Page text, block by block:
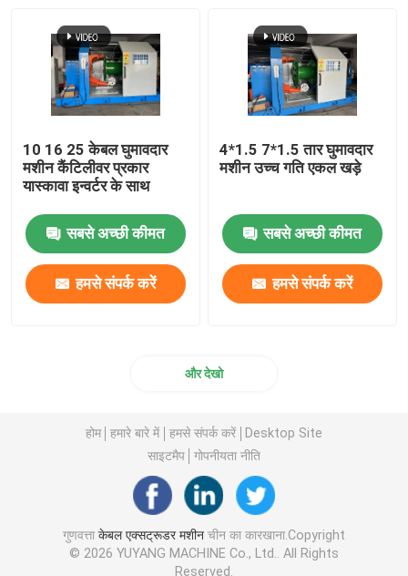
10 16 25 केबल घुमावदार
मशीन कैंटिलीवर प्रकार
यास्कावा इन्वर्टर के साथ
सबसे अच्छी कीमत
हमसे संपर्क करें
4*1.5 7*1.5 तार घुमावदार
मशीन उच्च गति एकल खड़े
सबसे अच्छी कीमत
हमसे संपर्क करें
और देखो
होम हमारे बारे में हमसे संपर्क करें
Desktop Site
साइटमैप
गोपनीयता नीति
गुणवत्ता केबल एक्सट्रूडर मशीनचीन का कारखाना.Copyright
© 2026 YUYANG MACHINE Co., Ltd.. All Rights
Reserved.